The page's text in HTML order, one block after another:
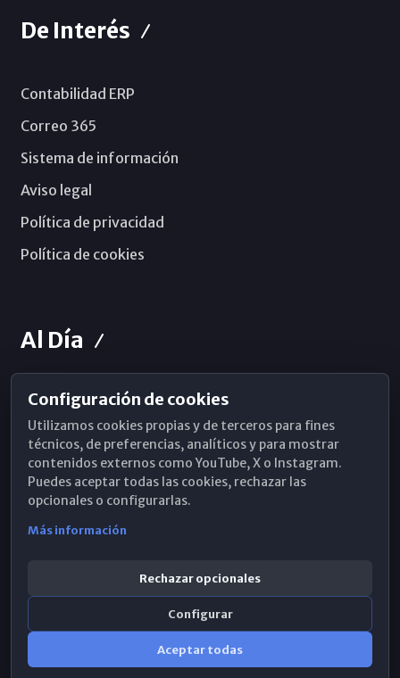
De Interés
Contabilidad ERP
Correo 365
Sistema de información
Aviso legal
Política de privacidad
Política de cookies
Al Día
Horarios de Misa
Hemeroteca
WhatsApp
Configuración de cookies
Utilizamos cookies propias y de terceros para fines
técnicos, de preferencias, analíticos y para mostrar
contenidos externos como YouTube, X o Instagram.
Puedes aceptar todas las cookies, rechazar las
opcionales o configurarlas.
Más información
Rechazar opcionales
Configurar
Aceptar todas